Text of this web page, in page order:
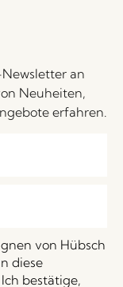
an
Neuheiten,
erfahren.
von Hübsch
diese
bestätige,